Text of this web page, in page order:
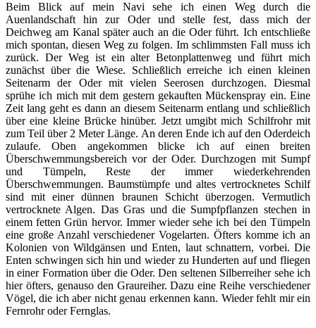
Beim Blick auf mein Navi sehe ich einen Weg durch die
Auenlandschaft hin zur Oder und stelle fest, dass mich der
Deichweg am Kanal später auch an die Oder führt. Ich entschließe
mich spontan, diesen Weg zu folgen. Im schlimmsten Fall muss ich
zurück. Der Weg ist ein alter Betonplattenweg und führt mich
zunächst über die Wiese. Schließlich erreiche ich einen kleinen
Seitenarm der Oder mit vielen Seerosen durchzogen. Diesmal
sprühe ich mich mit dem gestern gekauften Mückenspray ein. Eine
Zeit lang geht es dann an diesem Seitenarm entlang und schließlich
über eine kleine Brücke hinüber. Jetzt umgibt mich Schilfrohr mit
zum Teil über 2 Meter Länge. An deren Ende ich auf den Oderdeich
zulaufe. Oben angekommen blicke ich auf einen breiten
Überschwemmungsbereich vor der Oder. Durchzogen mit Sumpf
und Tümpeln, Reste der immer wiederkehrenden
Überschwemmungen. Baumstümpfe und altes vertrocknetes Schilf
sind mit einer dünnen braunen Schicht überzogen. Vermutlich
vertrocknete Algen. Das Gras und die Sumpfpflanzen stechen in
einem fetten Grün hervor. Immer wieder sehe ich bei den Tümpeln
eine große Anzahl verschiedener Vogelarten. Öfters komme ich an
Kolonien von Wildgänsen und Enten, laut schnattern, vorbei. Die
Enten schwingen sich hin und wieder zu Hunderten auf und fliegen
in einer Formation über die Oder. Den seltenen Silberreiher sehe ich
hier öfters, genauso den Graureiher. Dazu eine Reihe verschiedener
Vögel, die ich aber nicht genau erkennen kann. Wieder fehlt mir ein
Fernrohr oder Fernglas.